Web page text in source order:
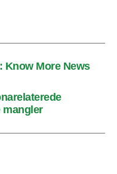
More News
mangler